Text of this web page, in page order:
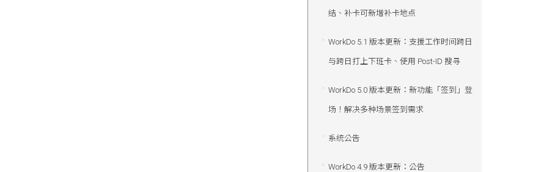
结、补卡可新增补卡地点
WorkDo 5.1 版本更新：支援工作时间跨日
与跨日打上下班卡、使用 Post-ID 搜寻
WorkDo 5.0 版本更新：新功能「签到」登
场！解决多种场景签到需求
系统公告
WorkDo 4.9 版本更新：公告